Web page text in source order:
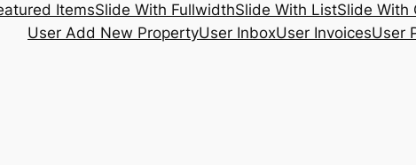
ItemsSlide With FullwidthSlide With ListSlide With
User Add New PropertyUser InboxUser InvoicesUser